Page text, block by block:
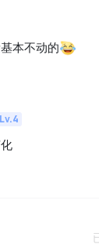
本不动的
Lv.4